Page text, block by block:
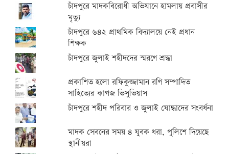
চাঁদপুরে মাদকবিরোধী অভিযানে হামলায় প্রবাসীর
মৃত্যু
চাঁদপুরে ৬৪২ প্রাথমিক বিদ্যালয়ে নেই প্রধান
শিক্ষক
চাঁদপুরে জুলাই শহীদদের স্মরণে শ্রদ্ধা
প্রকাশিত হলো রফিকুজ্জামান রণি সম্পাদিত
সাহিত্যের কাগজ ভিসুভিয়াস
চাঁদপুরে শহীদ পরিবার ও জুলাই যোদ্ধাদের সংবর্ধনা
মাদক সেবনের সময় ৪ যুবক ধরা, পুলিশে দিয়েছে
স্থানীয়রা